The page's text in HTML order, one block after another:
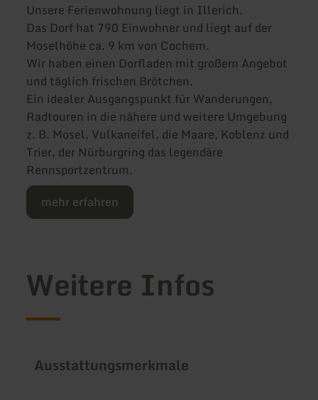
Unsere Ferienwohnung liegt in Illerich.
Das Dorf hat 790 Einwohner und liegt auf der
Moselhöhe ca. 9 km von Cochem.
Wir haben einen Dorfladen mit großem Angebot
und täglich frischen Brötchen.
Ein idealer Ausgangspunkt für Wanderungen,
Radtouren in die nähere und weitere Umgebung
z. B. Mosel, Vulkaneifel, die Maare, Koblenz und
Trier, der Nürburgring das legendäre
Rennsportzentrum.
mehr erfahren
Weitere Infos
Ausstattungsmerkmale